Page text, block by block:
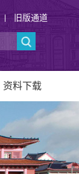
旧版通道
资料下载